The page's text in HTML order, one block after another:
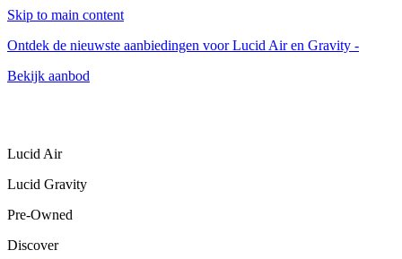
Skip to main content
Ontdek de nieuwste aanbiedingen voor Lucid Air en Gravity -
Bekijk aanbod
Lucid Air
Lucid Gravity
Pre-Owned
Discover